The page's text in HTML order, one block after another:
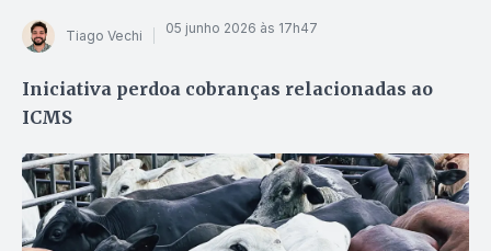
Tiago Vechi 05 junho 2026 às 17h47
Iniciativa perdoa cobranças relacionadas ao
ICMS